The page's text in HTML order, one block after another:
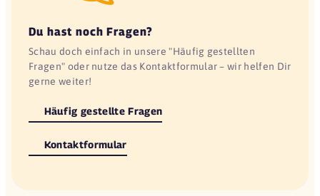
Du hast noch Fragen?
Schau doch einfach in unsere "Häufig gestellten
Fragen" oder nutze das Kontaktformular – wir helfen Dir
gerne weiter!
Häufig gestellte Fragen
Kontaktformular